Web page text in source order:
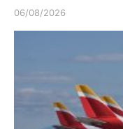
06/08/2026